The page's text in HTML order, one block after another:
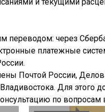
переводом: через
платежные
Почтой России,
Для этого
по вопросам